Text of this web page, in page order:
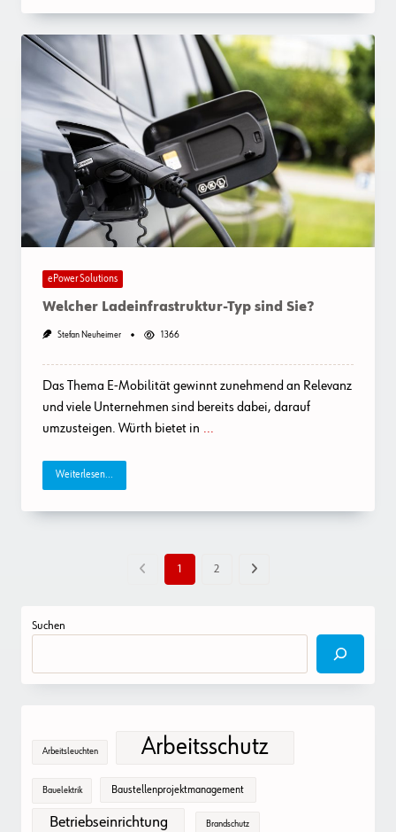
ePower Solutions
Welcher Ladeinfrastruktur-Typ sind Sie?
Stefan Neuheimer 1366
Das Thema E-Mobilität gewinnt zunehmend an Relevanz
und viele Unternehmen sind bereits dabei, darauf
umzusteigen. Würth bietet in ...
Weiterlesen...
1 2
Suchen
Arbeitsleuchten Arbeitsschutz
Bauelektrik Baustellenprojektmanagement
Betriebseinrichtung Brandschutz